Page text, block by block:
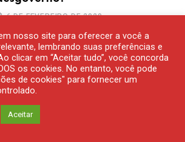
6 DE FEVEREIRO DE 2020
, WALTER NAVARRO
Um adolescente escreveu no
Facebook, ontem…
nosso site para oferecer a você a
lembrando suas preferências e
clicar em “Aceitar tudo”, você concorda
os cookies. No entanto, você pode
de cookies" para fornecer um
Aceitar